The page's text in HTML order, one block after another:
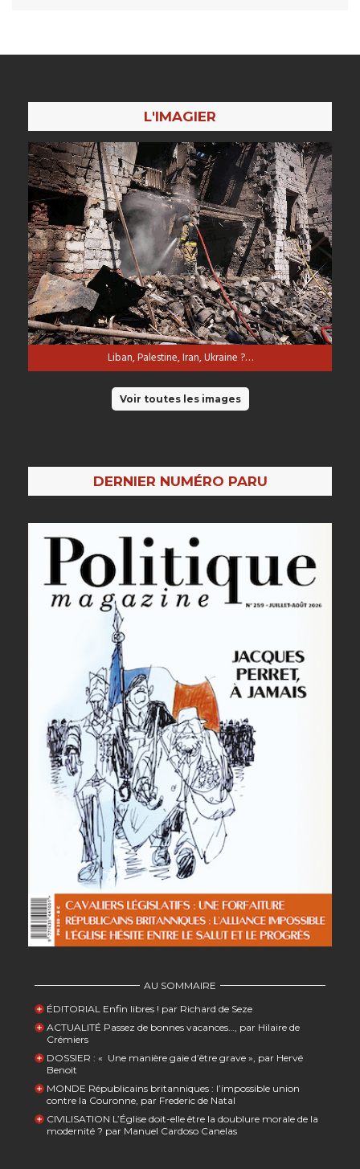
L'IMAGIER
Liban, Palestine, Iran, Ukraine ?…
Voir toutes les images
DERNIER NUMÉRO PARU
AU SOMMAIRE
ÉDITORIAL Enfin libres ! par Richard de Seze
ACTUALITÉ Passez de bonnes vacances…, par Hilaire de
Crémiers
DOSSIER : « Une manière gaie d’être grave », par Hervé
Benoit
MONDE Républicains britanniques : l’impossible union
contre la Couronne, par Frederic de Natal
CIVILISATION L’Église doit-elle être la doublure morale de la
modernité ? par Manuel Cardoso Canelas